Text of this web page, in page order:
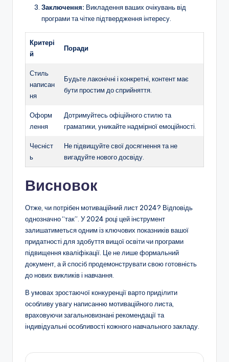
Заключення: Викладення ваших очікувань від
програми та чітке підтвердження інтересу.
Критері
й
Поради
Стиль
написан
ня
Будьте лаконічні і конкретні, контент має
бути простим до сприйняття.
Оформ
лення
Дотримуйтесь офіційного стилю та
граматики, уникайте надмірної емоційності.
Чесніст
ь
Не підвищуйте свої досягнення та не
вигадуйте нового досвіду.
Висновок
Отже, чи потрібен мотиваційний лист 2024? Відповідь
однозначно “так”. У 2024 році цей інструмент
залишатиметься одним із ключових показників вашої
придатності для здобуття вищої освіти чи програми
підвищення кваліфікації. Це не лише формальний
документ, а й спосіб продемонструвати свою готовність
до нових викликів і навчання.
В умовах зростаючої конкуренції варто приділити
особливу увагу написанню мотиваційного листа,
враховуючи загальновизнані рекомендації та
індивідуальні особливості кожного навчального закладу.